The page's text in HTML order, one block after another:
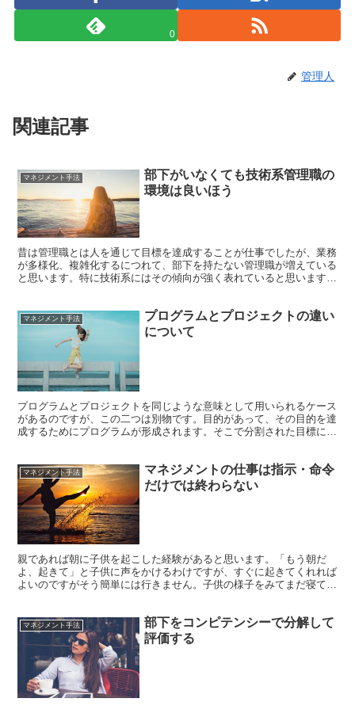
0
管理人
関連記事
マネジメント手法
部下がいなくても技術系管理職の
環境は良いほう
昔は管理職とは人を通じて目標を達成することが仕事でしたが、業務
が多様化、複雑化するにつれて、部下を持たない管理職が増えている
と思います。特に技術系にはその傾向が強く表れていると思います。
マネジメント手法
プログラムとプロジェクトの違い
について
プログラムとプロジェクトを同じような意味として用いられるケース
があるのですが、この二つは別物です。目的があって、その目的を達
成するためにプログラムが形成されます。そこで分割された目標に対
マネジメント手法
マネジメントの仕事は指示・命令
だけでは終わらない
親であれば朝に子供を起こした経験があると思います。「もう朝だ
よ、起きて」と子供に声をかけるわけですが、すぐに起きてくれれば
よいのですがそう簡単には行きません。子供の様子をみてまだ寝てい
マネジメント手法
部下をコンピテンシーで分解して
評価する